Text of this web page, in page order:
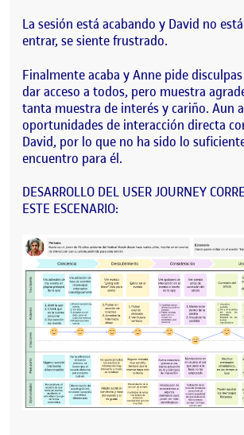
La sesión está acabando y David no
entrar, se siente frustrado.
Finalmente acaba y Anne pide
dar acceso a todos, pero muestra
tanta muestra de interés y cariño. Aun
oportunidades de interacción directa
David, por lo que no ha sido lo
encuentro para él.
DESARROLLO DEL USER JOURNEY
ESTE ESCENARIO: